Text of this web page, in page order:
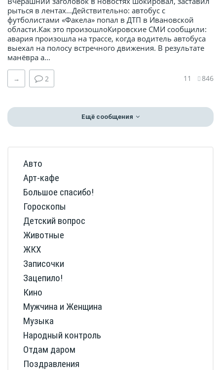
рыться в лентах…Действительно: автобус с
футболистами «Факела» попал в ДТП в Ивановской
области.Как это произошлоКировские СМИ сообщили:
авария произошла на трассе, когда водитель автобуса
выехал на полосу встречного движения. В результате
манёвра а...
→ 2 11 846
Ещё сообщения
Авто
Арт-кафе
Большое спасибо!
Гороскопы
Детский вопрос
Животные
ЖКХ
Записочки
Зацепило!
Кино
Мужчина и Женщина
Музыка
Народный контроль
Отдам даром
Поздравления